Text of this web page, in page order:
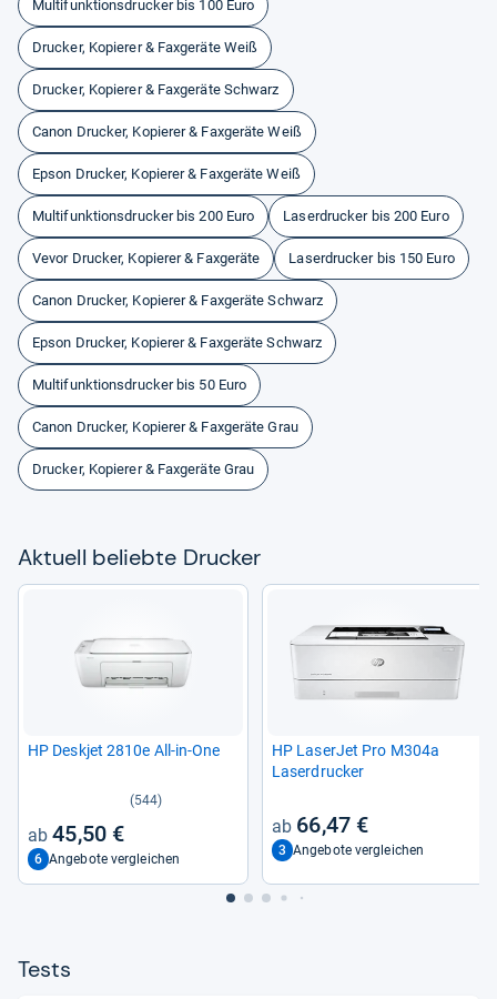
Multifunktionsdrucker bis 100 Euro
Drucker, Kopierer & Faxgeräte Weiß
Drucker, Kopierer & Faxgeräte Schwarz
Canon Drucker, Kopierer & Faxgeräte Weiß
Epson Drucker, Kopierer & Faxgeräte Weiß
Multifunktionsdrucker bis 200 Euro Laserdrucker bis 200 Euro
Vevor Drucker, Kopierer & Faxgeräte Laserdrucker bis 150 Euro
Canon Drucker, Kopierer & Faxgeräte Schwarz
Epson Drucker, Kopierer & Faxgeräte Schwarz
Multifunktionsdrucker bis 50 Euro
Canon Drucker, Kopierer & Faxgeräte Grau
Drucker, Kopierer & Faxgeräte Grau
Aktu­ell beliebte Dru­cker
HP Deskjet 2810e All-​in-​One
(544)
45,50 €
6 Angebote vergleichen
HP Laser­Jet Pro M304a
Laser­dru­cker
66,47 €
3 Angebote vergleichen
Tests